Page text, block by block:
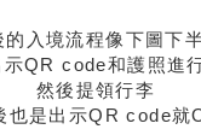
的入境流程像下圖下
示QR code和護照進
然後提領行李
也是出示QR code就